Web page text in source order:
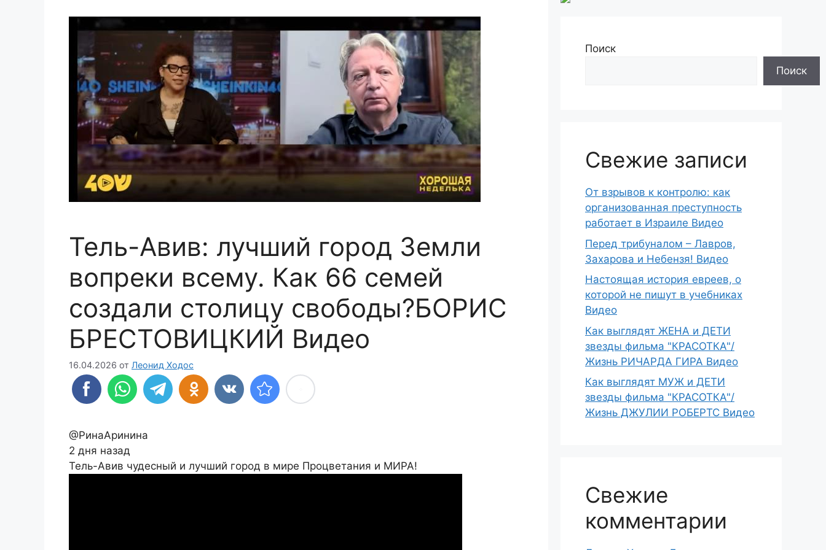
Тель-Авив: лучший город Земли
вопреки всему. Как 66 семей
создали столицу свободы?БОРИС
БРЕСТОВИЦКИЙ Видео
16.04.2026 от Леонид Ходос
@РинаАринина
2 дня назад
Тель-Авив чудесный и лучший город в мире Процветания и МИРА!
Поиск
Поиск
Свежие записи
От взрывов к контролю: как
организованная преступность
работает в Израиле Видео
Перед трибуналом – Лавров,
Захарова и Небензя! Видео
Настоящая история евреев, о
которой не пишут в учебниках
Видео
Как выглядят ЖЕНА и ДЕТИ
звезды фильма "КРАСОТКА"/
Жизнь РИЧАРДА ГИРА Видео
Как выглядят МУЖ и ДЕТИ
звезды фильма "КРАСОТКА"/
Жизнь ДЖУЛИИ РОБЕРТС Видео
Свежие
комментарии